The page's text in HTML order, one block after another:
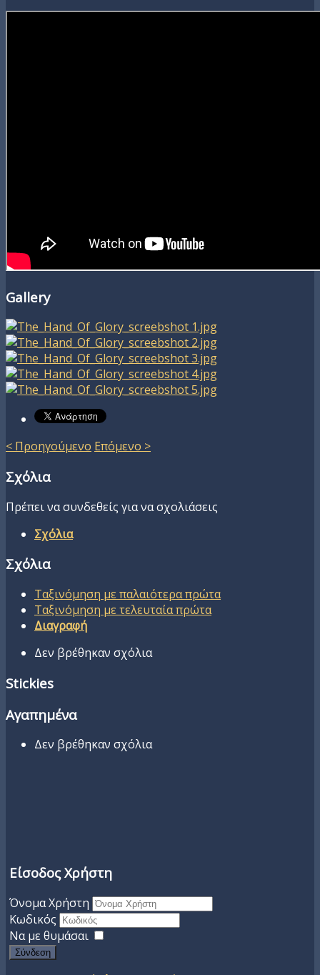
Gallery
< Προηγούμενο Επόμενο >
Σχόλια
Πρέπει να συνδεθείς για να σχολιάσεις
Σχόλια
Σχόλια
Ταξινόμηση με παλαιότερα πρώτα
Ταξινόμηση με τελευταία πρώτα
Διαγραφή
Δεν βρέθηκαν σχόλια
Stickies
Αγαπημένα
Δεν βρέθηκαν σχόλια
Είσοδος Χρήστη
Όνομα Χρήστη
Κωδικός
Να με θυμάσαι
Σύνδεση